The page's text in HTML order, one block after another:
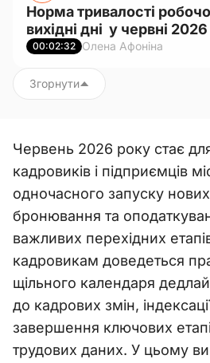
Норма тривалості
вихідні дні у червні
00:02:32 Олена Афоніна
Згорнути
Червень 2026 року стає
кадровиків і підприємців
одночасного запуску
бронювання та
важливих перехідних
кадровикам доведеться
щільного календаря
до кадрових змін,
завершення ключових
трудових даних. У цьому